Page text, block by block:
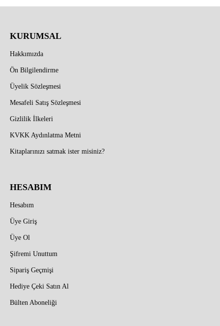
KURUMSAL
Hakkımızda
Ön Bilgilendirme
Üyelik Sözleşmesi
Mesafeli Satış Sözleşmesi
Gizlilik İlkeleri
KVKK Aydınlatma Metni
Kitaplarınızı satmak ister misiniz?
HESABIM
Hesabım
Üye Giriş
Üye Ol
Şifremi Unuttum
Sipariş Geçmişi
Hediye Çeki Satın Al
Bülten Aboneliği